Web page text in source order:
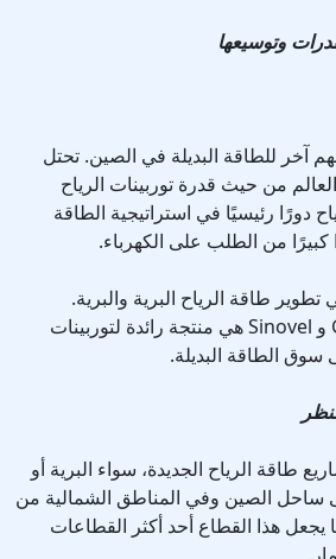
آخر للطاقة البديلة في الصين. تحتل
العالم من حيث قدرة توربينات الرياح
دورًا رئيسيًا في استراتيجية الطاقة
من الطلب على الكهرباء.
طاقة الرياح البرية والبرية.
شركات مثل Goldwind و Sinovel هي منتجة رائدة لتوربينات
سوق الطاقة البديلة.
طاقة الرياح الجديدة، سواء البرية أو
ساحل الصين وفي المناطق الشمالية من
يجعل هذا القطاع أحد أكثر القطاعات